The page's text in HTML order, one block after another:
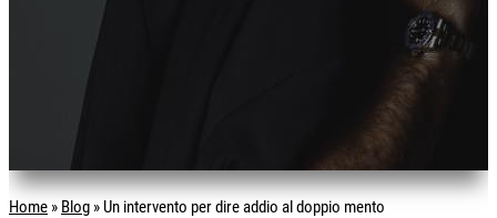
Home » Blog » Un intervento per dire addio al doppio mento